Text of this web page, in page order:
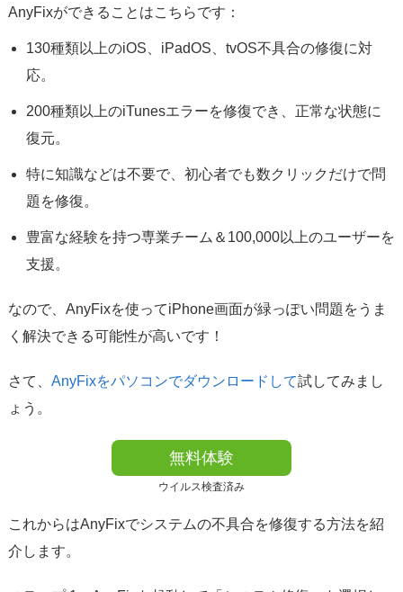
AnyFixができることはこちらです：
130種類以上のiOS、iPadOS、tvOS不具合の修復に対
応。
200種類以上のiTunesエラーを修復でき、正常な状態に
復元。
特に知識などは不要で、初心者でも数クリックだけで問
題を修復。
豊富な経験を持つ専業チーム＆100,000以上のユーザーを
支援。
なので、AnyFixを使ってiPhone画面が緑っぽい問題をうま
く解決できる可能性が高いです！
さて、 AnyFixをパソコンでダウンロードして試してみまし
ょう。
無料体験
ウイルス検査済み
これからはAnyFixでシステムの不具合を修復する方法を紹
介します。